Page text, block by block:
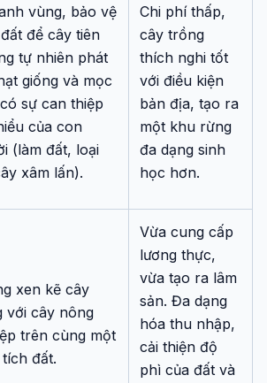
vùng, bảo vệ
để cây tiên
tự nhiên phát
giống và mọc
sự can thiệp
của con
(làm đất, loại
xâm lấn).
Chi phí thấp,
cây trồng
thích nghi tốt
với điều kiện
bản địa, tạo ra
một khu rừng
đa dạng sinh
học hơn.
xen kẽ cây
với cây nông
trên cùng một
đất.
Vừa cung cấp
lương thực,
vừa tạo ra lâm
sản. Đa dạng
hóa thu nhập,
cải thiện độ
phì của đất và